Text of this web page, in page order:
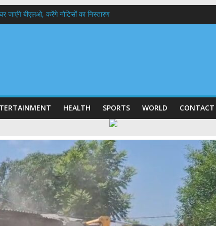
जाएंगे बीएलओ, करेंगे नोटिसों का निस्तारण
रहें अधिकारी-मुख्य सचिव मानसून-एसईओसी से मुख्य सचिव ने की विस्तृत समीक्षा
HEALTH SPORTS WORLD CONTACT